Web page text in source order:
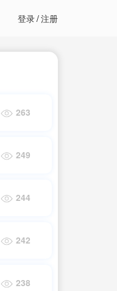
登录/注册
263
249
244
242
238